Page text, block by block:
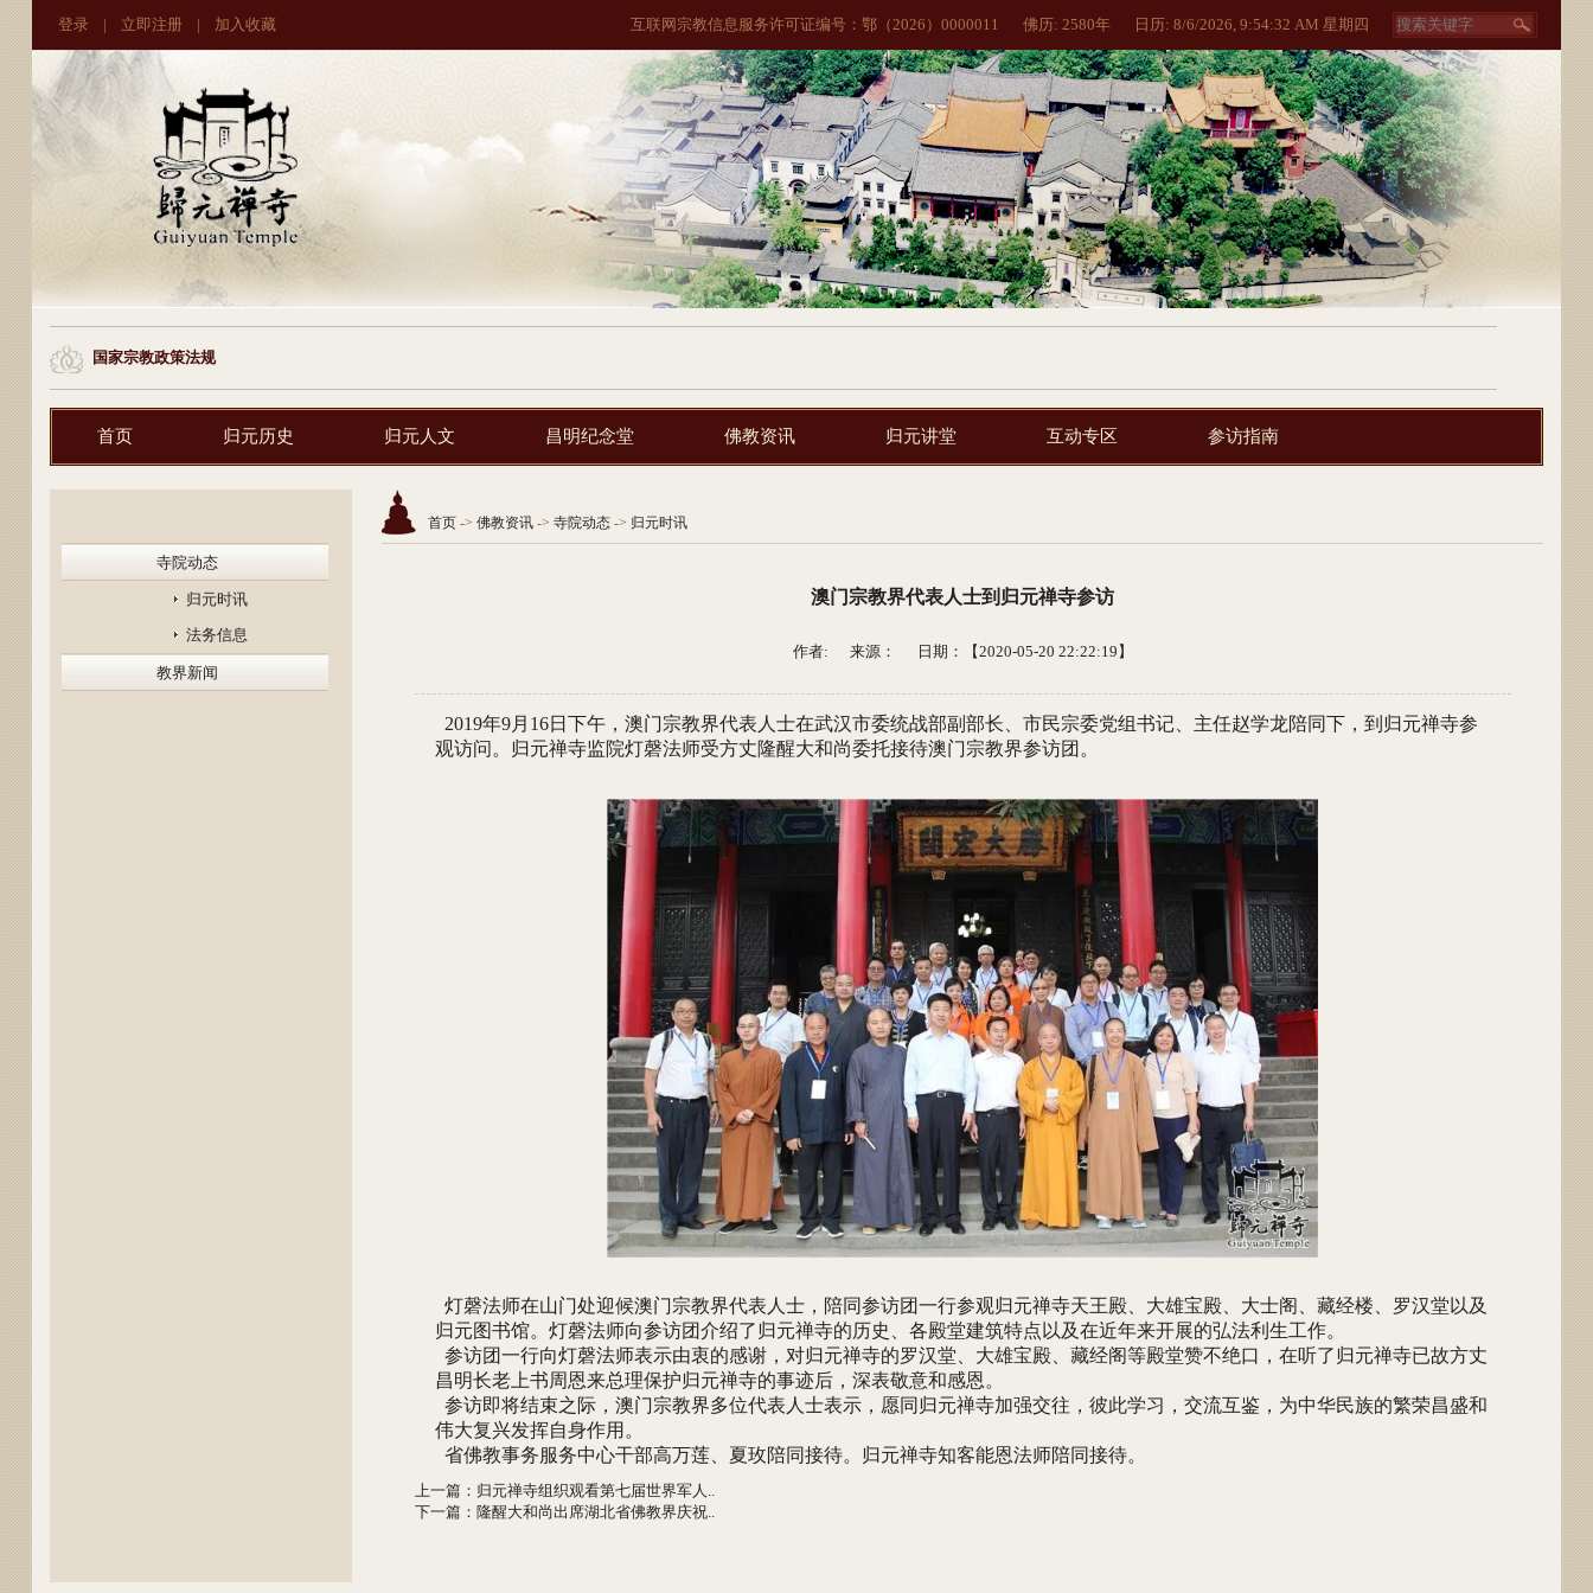
登录 | 立即注册 | 加入收藏 互联网宗教信息服务许可证编号：鄂（2026）0000011 佛历: 2580年 日历: 8/6/2026, 9:54:32 AM 星期四
国家宗教政策法规
首页 归元历史 归元人文 昌明纪念堂 佛教资讯 归元讲堂 互动专区 参访指南
寺院动态
归元时讯
法务信息
教界新闻
首页 -> 佛教资讯 -> 寺院动态 -> 归元时讯
澳门宗教界代表人士到归元禅寺参访
作者: 来源： 日期：【2020-05-20 22:22:19】
2019年9月16日下午，澳门宗教界代表人士在武汉市委统战部副部长、市民宗委党组书记、主任赵学龙陪同下，到归元禅寺参
观访问。归元禅寺监院灯磬法师受方丈隆醒大和尚委托接待澳门宗教界参访团。
灯磬法师在山门处迎候澳门宗教界代表人士，陪同参访团一行参观归元禅寺天王殿、大雄宝殿、大士阁、藏经楼、罗汉堂以及
归元图书馆。灯磬法师向参访团介绍了归元禅寺的历史、各殿堂建筑特点以及在近年来开展的弘法利生工作。
参访团一行向灯磬法师表示由衷的感谢，对归元禅寺的罗汉堂、大雄宝殿、藏经阁等殿堂赞不绝口，在听了归元禅寺已故方丈
昌明长老上书周恩来总理保护归元禅寺的事迹后，深表敬意和感恩。
参访即将结束之际，澳门宗教界多位代表人士表示，愿同归元禅寺加强交往，彼此学习，交流互鉴，为中华民族的繁荣昌盛和
伟大复兴发挥自身作用。
省佛教事务服务中心干部高万莲、夏玫陪同接待。归元禅寺知客能恩法师陪同接待。
上一篇 ： 归元禅寺组织观看第七届世界军人..
下一篇 ： 隆醒大和尚出席湖北省佛教界庆祝..